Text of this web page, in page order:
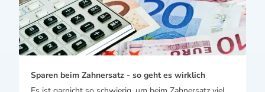
Sparen beim Zahnersatz - so geht es wirklich